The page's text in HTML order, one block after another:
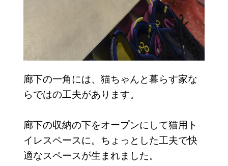
廊下の一角には、猫ちゃんと暮らす家な
らではの工夫があります。
廊下の収納の下をオープンにして猫用ト
イレスペースに。ちょっとした工夫で快
適なスペースが生まれました。